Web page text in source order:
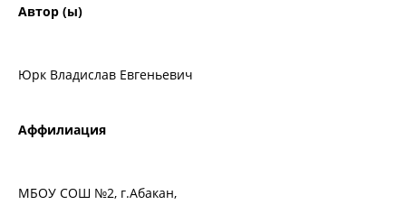
Автор (ы)
Юрк Владислав Евгеньевич
Аффилиация
МБОУ СОШ №2, г.Абакан,